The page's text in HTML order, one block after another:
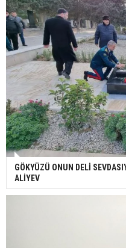
GÖKYÜZÜ ONUN DELİ
ALİYEV